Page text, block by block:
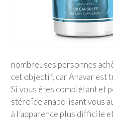
nombreuses personnes
cet objectif, car Anavar est
Si vous êtes complétant et
stéroïde anabolisant vous
à l’apparence plus difficile